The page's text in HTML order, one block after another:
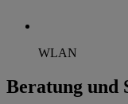
WLAN
Beratung und